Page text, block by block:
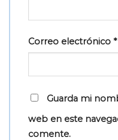
Correo electrónico *
Guarda mi
web en este
comente.